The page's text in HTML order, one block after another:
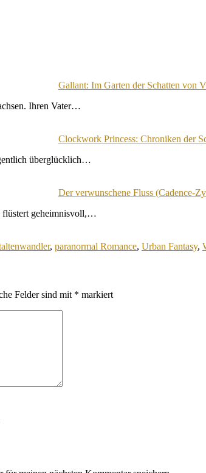
Gallant: Im Garten der Schatten von
Ihren Vater…
Clockwork Princess: Chroniken der
überglücklich…
Der verwunschene Fluss (Cadence-
flüstert geheimnisvoll,…
, paranormal Romance, Urban Fantasy,
Felder sind mit * markiert